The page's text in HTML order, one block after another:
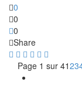
0
0
0
Share
Page 1 sur 4123